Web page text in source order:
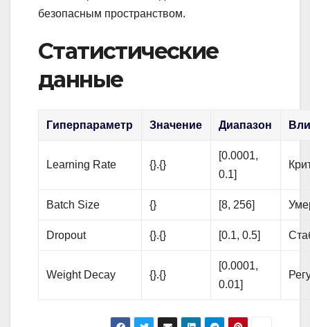
безопасным пространством.
Статистические
данные
Гиперпараметр Значение Диапазон
Learning Rate {}.{}
[0.0001,
0.1]
Batch Size {} [8, 256]
Dropout {}.{} [0.1, 0.5]
Weight Decay {}.{}
[0.0001,
0.01]